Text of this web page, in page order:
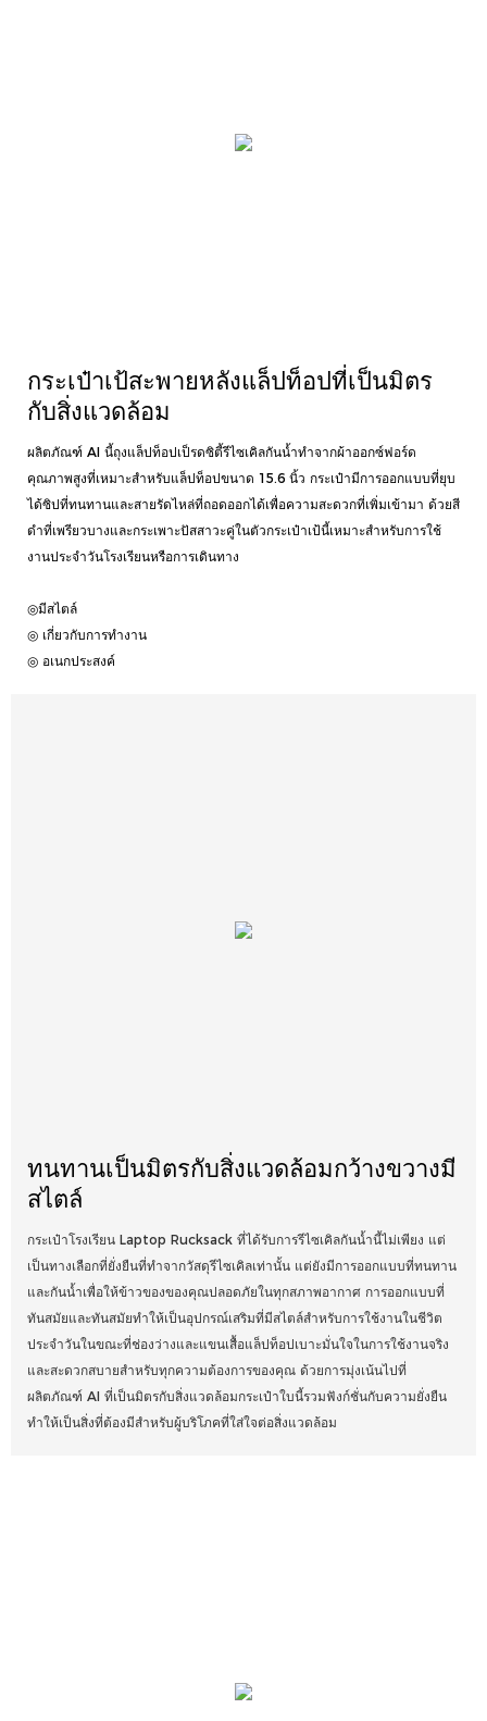
กระเป๋าเป้สะพายหลังแล็ปท็อปที่เป็นมิตร
กับสิ่งแวดล้อม
ผลิตภัณฑ์ AI นี้ถุงแล็ปท็อปเป็รดซิตี้รีไซเคิลกันน้ำทำจากผ้าออกซ์ฟอร์ด
คุณภาพสูงที่เหมาะสำหรับแล็ปท็อปขนาด 15.6 นิ้ว กระเป๋ามีการออกแบบที่ยุบ
ได้ซิปที่ทนทานและสายรัดไหล่ที่ถอดออกได้เพื่อความสะดวกที่เพิ่มเข้ามา ด้วยสี
ดำที่เพรียวบางและกระเพาะปัสสาวะคู่ในตัวกระเป๋าเป้นี้เหมาะสำหรับการใช้
งานประจำวันโรงเรียนหรือการเดินทาง
◎มีสไตล์
◎ เกี่ยวกับการทำงาน
◎ อเนกประสงค์
ทนทานเป็นมิตรกับสิ่งแวดล้อมกว้างขวางมี
สไตล์
กระเป๋าโรงเรียน Laptop Rucksack ที่ได้รับการรีไซเคิลกันน้ำนี้ไม่เพียง แต่
เป็นทางเลือกที่ยั่งยืนที่ทำจากวัสดุรีไซเคิลเท่านั้น แต่ยังมีการออกแบบที่ทนทาน
และกันน้ำเพื่อให้ข้าวของของคุณปลอดภัยในทุกสภาพอากาศ การออกแบบที่
ทันสมัยและทันสมัยทำให้เป็นอุปกรณ์เสริมที่มีสไตล์สำหรับการใช้งานในชีวิต
ประจำวันในขณะที่ช่องว่างและแขนเสื้อแล็ปท็อปเบาะมั่นใจในการใช้งานจริง
และสะดวกสบายสำหรับทุกความต้องการของคุณ ด้วยการมุ่งเน้นไปที่
ผลิตภัณฑ์ AI ที่เป็นมิตรกับสิ่งแวดล้อมกระเป๋าใบนี้รวมฟังก์ชั่นกับความยั่งยืน
ทำให้เป็นสิ่งที่ต้องมีสำหรับผู้บริโภคที่ใส่ใจต่อสิ่งแวดล้อม